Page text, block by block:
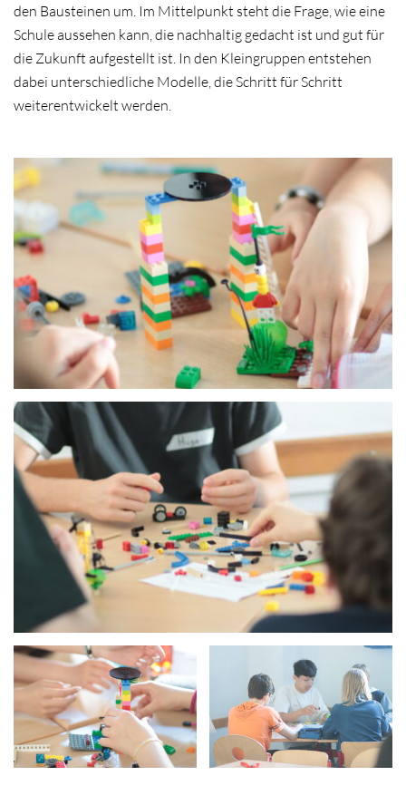
den Bausteinen um. Im Mittelpunkt steht die Frage, wie eine
Schule aussehen kann, die nachhaltig gedacht ist und gut für
die Zukunft aufgestellt ist. In den Kleingruppen entstehen
dabei unterschiedliche Modelle, die Schritt für Schritt
weiterentwickelt werden.